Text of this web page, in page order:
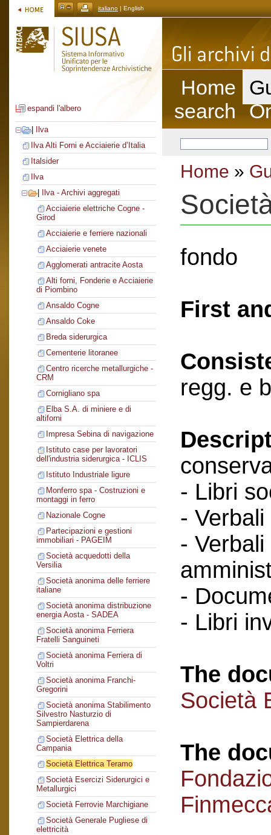
italiano | English
espandi l'albero
Ilva
Ilva Alti Forni e Acciaierie d’Italia
Italsider
Ilva
Ilva - Archivi aggregati
Acciaierie elettriche Cogne -
Girod
Acciaierie e ferriere nazionali
Acciaierie venete
Agglomerati antracite Aosta
Alti forni, Fonderie e Acciaierie
di Piombino
Ansaldo Cogne
Ansaldo Coke
Breda siderurgica
Cementerie litoranee
Centro ricerche metallurgiche -
CRM
Cornigliano spa
Elba S.A. di miniere e di
altiforni
Impresa Sebina di navigazione
Istituto case per lavoratori
dell'industria siderurgica - ICLIS
Istituto Industriale ligure
Monferro spa - Costruzioni e
montaggi in ferro
Nazionale Cogne
Partecipazioni e gestioni
immobiliari - PAGEIM
Società acquedotti della
Versilia
Società anonima delle ferriere
italiane
Società anonima distribuzione
energia Aosta - SADEA
Società anonima Ferriera
Fratelli Sanguineti
Società anonima Ferriera di
Voltri
Società anonima Franchi-
Gregorini
Società anonima Stabilimento
Silvestro Nasturzio di
Sampierdarena
Società Elettrica della
Campania
Società Elettrica Teramo
Società Esercizi Siderurgici e
Metallurgici
Società Ferrovie Marchigiane
Società Generale Pugliese di
elettricità
Home
search
Home »
fondo
First
regg. e
- Libri
-
-
-
- Libri
The
Società
The